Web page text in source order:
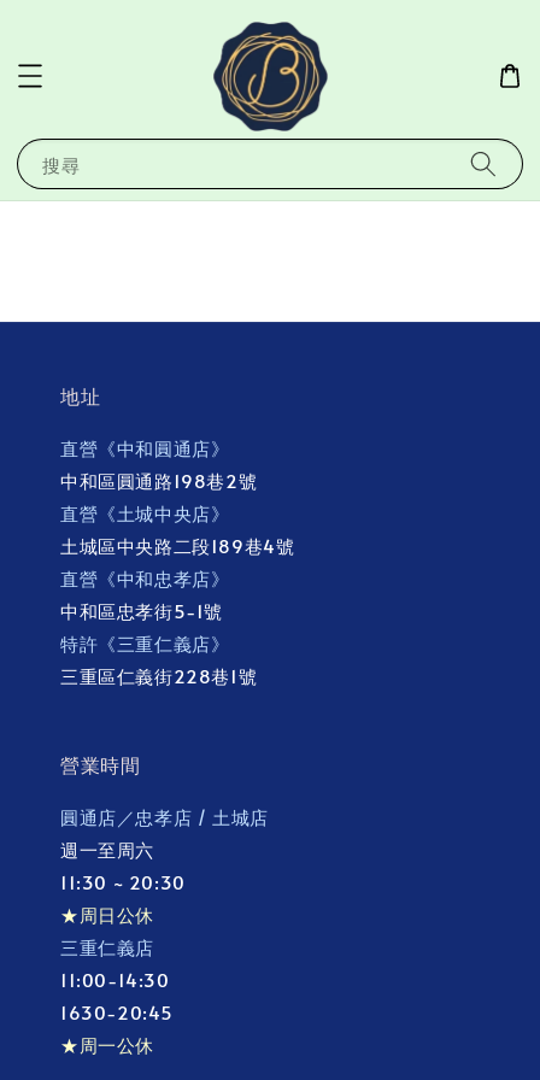
搜尋
地址
直營《中和圓通店》
中和區圓通路198巷2號
直營《土城中央店》
土城區中央路二段189巷4號
直營《中和忠孝店》
中和區忠孝街5-1號
特許《三重仁義店》
三重區仁義街228巷1號
營業時間
圓通店／忠孝店 / 土城店
週一至周六
11:30 ~ 20:30
★周日公休
三重仁義店
11:00-14:30
1630-20:45
★周一公休